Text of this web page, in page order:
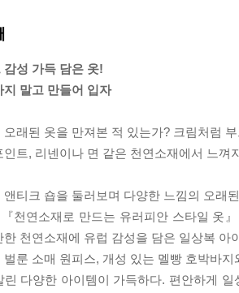
감성 가득 담은 옷!
지 말고 만들어 입자
오래된 옷을 만져본 적 있는가? 크림처럼
인트, 리넨이나 면 같은 천연소재에서 느
앤티크 숍을 둘러보며 다양한 느낌의 오래
천연소재로 만드는 유러피안 스타일 옷
한 천연소재에 유럽 감성을 담은 일상복
벌룬 소매 원피스, 개성 있는 멜빵 호박바
린 다양한 아이템이 가득하다. 편안하게